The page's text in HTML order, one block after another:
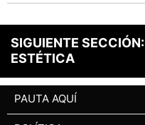
SIGUIENTE SECCIÓN:
ESTÉTICA
PAUTA AQUÍ